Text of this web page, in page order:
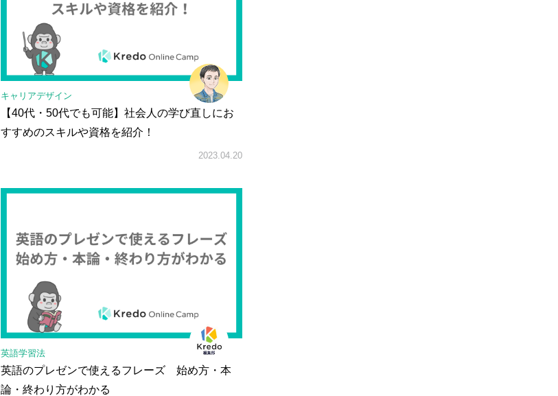
キャリアデザイン
【40代・50代でも可能】社会人の学び直しにお
すすめのスキルや資格を紹介！
2023.04.20
英語学習法
英語のプレゼンで使えるフレーズ 始め方・本
論・終わり方がわかる